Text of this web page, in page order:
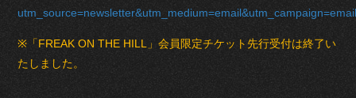
※「FREAK ON THE HILL」会員限定チケット先行受付は終了い
たしました。